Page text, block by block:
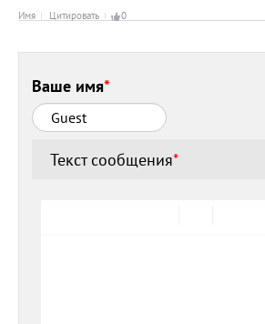
Имя Цитировать 0
Ваше имя*
Текст сообщения*